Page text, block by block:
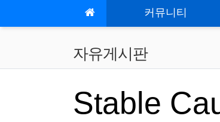
커뮤니티
자유게시판
Stable